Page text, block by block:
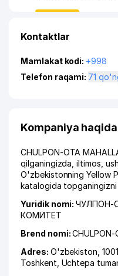
Kontaktlar
Mamlakat kodi: +998
Telefon raqami:
71
Kompaniya haqida
CHULPON-OTA
qilganingizda, iltimos,
O'zbekistonning Yellow
katalogida topganingizni
Yuridik nomi:ЧУЛПОН-
КОМИТЕТ
Brend nomi:
Adres: O'zbekiston,
Toshkent Uchtepa